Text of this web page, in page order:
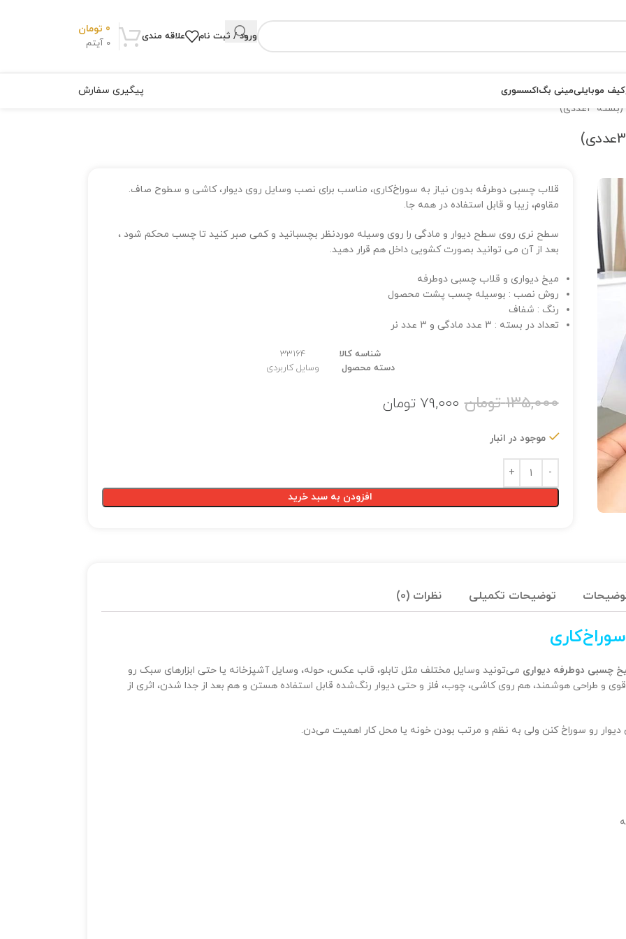
ورود / ثبت نام علاقه مندی
0 آیتم
0 تومان
کیف موبایلیمینی بگاکسسوری
پیگیری سفارش
قلاب چسبی دوطرفه بدون نیاز به سوراخ‌کاری، مناسب برای نصب وسایل روی دیوار، کاشی و سطوح صاف.
مقاوم، زیبا و قابل استفاده در همه جا.
سطح نری روی سطح دیوار و مادگی را روی وسیله موردنظر بچسبانید و کمی صبر کنید تا چسب محکم شود ،
بعد از آن می توانید بصورت کشویی داخل هم قرار دهید.
میخ دیواری و قلاب چسبی دوطرفه
روش نصب : بوسیله چسب پشت محصول
رنگ : شفاف
تعداد در بسته : 3 عدد مادگی و 3 عدد نر
شناسه کالا
33164
دسته محصول
وسایل کاربردی
135,000 تومان 79,000 تومان
موجود در انبار
افزودن به سبد خرید
توضیحات تکمیلی نظرات (0)
چسبی دوطرفه دیواری می‌تونید وسایل مختلف مثل تابلو، قاب عکس، حوله، وسایل آشپزخانه یا حتی ابزارهای سبک رو
و طراحی هوشمند، هم روی کاشی، چوب، فلز و حتی دیوار رنگ‌شده قابل استفاده هستن و هم بعد از جدا شدن، اثری از
رو سوراخ کنن ولی به نظم و مرتب بودن خونه یا محل کار اهمیت می‌دن.